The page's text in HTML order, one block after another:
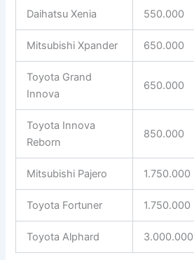
Daihatsu Xenia 550.000
Mitsubishi Xpander 650.000
Toyota Grand
Innova
650.000
Toyota Innova
Reborn
850.000
Mitsubishi Pajero 1.750.000
Toyota Fortuner 1.750.000
Toyota Alphard 3.000.000